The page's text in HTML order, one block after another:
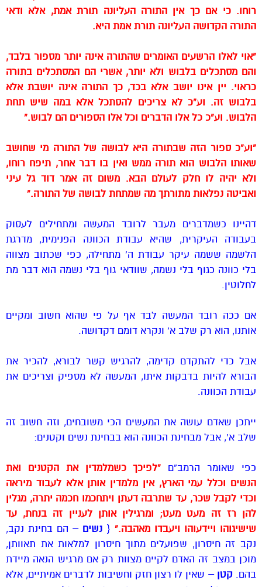
רוחו. כי אם כך אין התורה העליונה תורת אמת, אלא ודאי
התורה הקדושה העליונה תורת אמת היא.
“אוי לאלו הרשעים האומרים שהתורה אינה יותר מספור בלבד,
והם מסתכלים בלבוש ולא יותר, אשרי הם המסתכלים בתורה
כראוי. יין אינו יושב אלא בכד, כך התורה אינה יושבת אלא
בלבוש זה. וע”כ לא צריכים להסתכל אלא במה שיש תחת
הלבוש. וע”כ כל אלו הדברים וכל אלו הספורים הם לבוש.”
“וע”כ ספור הזה שבתורה היא לבושה של התורה מי שחושב
שאותו הלבוש הוא תורה ממש ואין בו דבר אחר, תיפח רוחו,
ולא יהיה לו חלק לעולם הבא. משום זה אמר דוד גל עיני
ואביטה נפלאות מתורתך מה שמתחת לבושה של התורה.”
דהיינו כשמדברים מעבר לרובד המעשה ומתחילים לעסוק
בעבודה העיקרית, שהיא עבודת הכוונה הפנימית, מדרגת
הלשמה ששמה עיקר עבודת ה’ מתחילה, כפי שכתוב מצווה
בלי כוונה כגוף בלי נשמה, שוודאי גוף בלי נשמה הוא דבר מת
לחלוטין.
אם ככה רובד המעשה לבד אף על פי שהוא חשוב ומקיים
אותנו, הוא רק שלב א’ ונקרא דומם דקדושה.
אבל כדי להתקדם קדימה, להרגיש קשר לבורא, להכיר את
הבורא להיות בדבקות איתו, המעשה לא מספיק וצריכים את
עבודת הכוונה.
ייתכן שאדם עושה את המעשים הכי משובחים, וזה חשוב זה
שלב א’, אבל מבחינת הכוונה הוא בבחינת נשים וקטנים:
כפי שאומר הרמב”ם
“לפיכך כשמלמדין את הקטנים ואת
הנשים וכלל עמי הארץ, אין מלמדין אותן אלא לעבוד מיראה
וכדי לקבל שכר, עד שתרבה דעתן ויתחכמו חכמה יתרה, מגלין
להן רז זה מעט מעט; ומרגילין אותן לעניין זה בנחת, עד
שישיגוהו ויידעוהו ויעבדו מאהבה.” { נשים – הם בחינת נקב,
נקב זה חיסרון, שפועלים מתוך חיסרון למלאות את תאוותן,
מוכן במצב זה האדם לקיים מצוות רק אם מרגיש הנאה מיידת
בהם.קטן – שאין לו רצון חזק וחשיבות לדברים אמיתיים, אלא